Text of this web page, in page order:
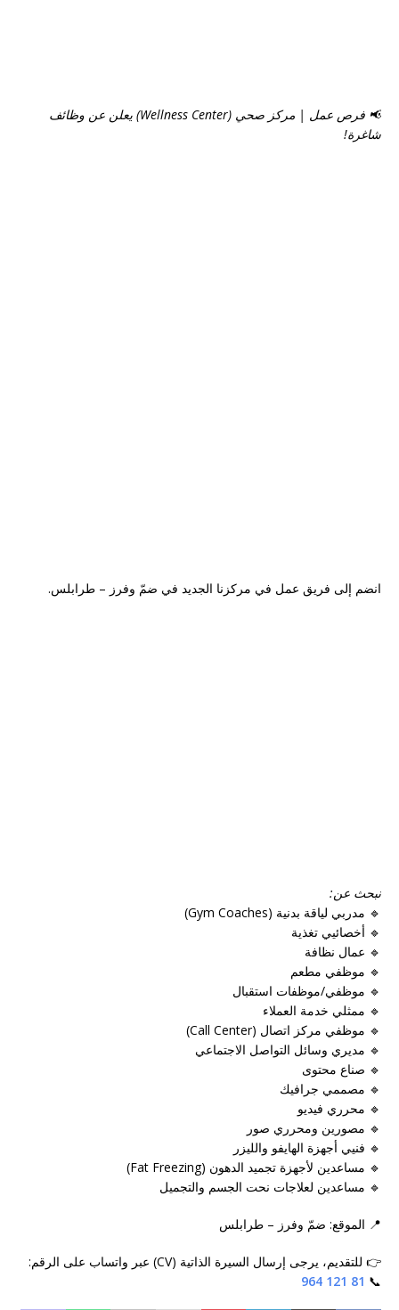
📢 فرص عمل | مركز صحي (Wellness Center) يعلن عن وظائف
شاغرة!
انضم إلى فريق عمل في مركزنا الجديد في ضمّ وفرز – طرابلس.
نبحث عن:
🔹 مدربي لياقة بدنية (Gym Coaches)
🔹 أخصائيي تغذية
🔹 عمال نظافة
🔹 موظفي مطعم
🔹 موظفي/موظفات استقبال
🔹 ممثلي خدمة العملاء
🔹 موظفي مركز اتصال (Call Center)
🔹 مديري وسائل التواصل الاجتماعي
🔹 صناع محتوى
🔹 مصممي جرافيك
🔹 محرري فيديو
🔹 مصورين ومحرري صور
🔹 فنيي أجهزة الهايفو والليزر
🔹 مساعدين لأجهزة تجميد الدهون (Fat Freezing)
🔹 مساعدين لعلاجات نحت الجسم والتجميل
📍 الموقع: ضمّ وفرز – طرابلس
👉 للتقديم، يرجى إرسال السيرة الذاتية (CV) عبر واتساب على الرقم:
📞
81 121 964